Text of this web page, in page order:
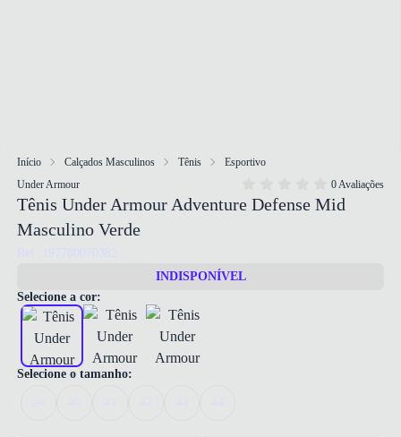
Início Calçados Masculinos Tênis
Esportivo
Under Armour
0 Avaliações
Tênis Under Armour Adventure Defense Mid
Masculino Verde
Ref: 197780070382
INDISPONÍVEL
Selecione a cor:
Selecione o tamanho: